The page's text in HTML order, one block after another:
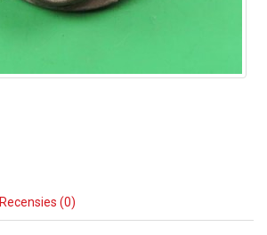
Recensies (0)